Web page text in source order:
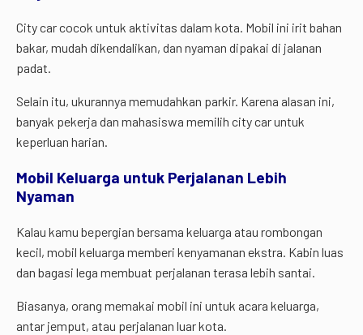
City car cocok untuk aktivitas dalam kota. Mobil ini irit bahan
bakar, mudah dikendalikan, dan nyaman dipakai di jalanan
padat.
Selain itu, ukurannya memudahkan parkir. Karena alasan ini,
banyak pekerja dan mahasiswa memilih city car untuk
keperluan harian.
Mobil Keluarga untuk Perjalanan Lebih
Nyaman
Kalau kamu bepergian bersama keluarga atau rombongan
kecil, mobil keluarga memberi kenyamanan ekstra. Kabin luas
dan bagasi lega membuat perjalanan terasa lebih santai.
Biasanya, orang memakai mobil ini untuk acara keluarga,
antar jemput, atau perjalanan luar kota.